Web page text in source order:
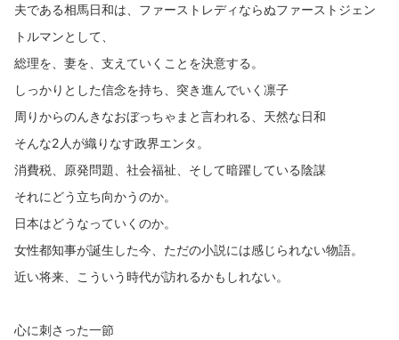
夫である相馬日和は、ファーストレディならぬファーストジェン
トルマンとして、
総理を、妻を、支えていくことを決意する。
しっかりとした信念を持ち、突き進んでいく凛子
周りからのんきなおぼっちゃまと言われる、天然な日和
そんな2人が織りなす政界エンタ。
消費税、原発問題、社会福祉、そして暗躍している陰謀
それにどう立ち向かうのか。
日本はどうなっていくのか。
女性都知事が誕生した今、ただの小説には感じられない物語。
近い将来、こういう時代が訪れるかもしれない。
心に刺さった一節